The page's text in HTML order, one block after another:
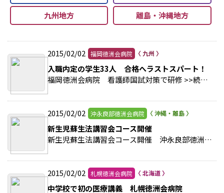
九州地方
離島・沖縄地方
2015/02/02 福岡徳洲会病院
入職内定の学生33人 合格へラストスパート！
福岡徳洲会病院 看護師国試対策で研修 >>続きを読む
2015/02/02 沖永良部徳洲会病院
新生児蘇生法講習会コース開催
新生児蘇生法講習会コース開催 沖永良部徳洲会病院（鹿児島県） >>続きを読む
2015/02/02 札幌徳洲会病院
中学校で初の医療講義 札幌徳洲会病院